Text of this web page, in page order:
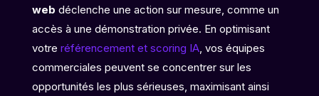
web déclenche une action sur mesure, comme un
accès à une démonstration privée. En optimisant
votre référencement et scoring IA, vos équipes
commerciales peuvent se concentrer sur les
opportunités les plus sérieuses, maximisant ainsi